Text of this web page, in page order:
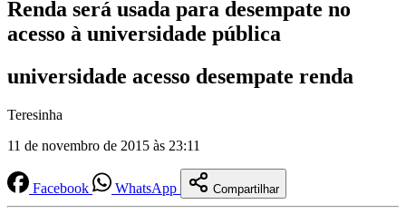
Renda será usada para desempate no
acesso à universidade pública
universidade acesso desempate renda
Teresinha
11 de novembro de 2015 às 23:11
Facebook WhatsApp Compartilhar